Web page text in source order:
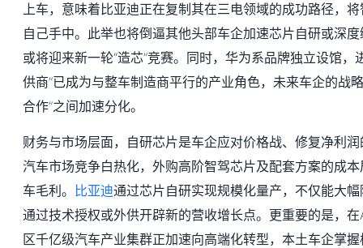
上车，意味着比亚迪正在复制其在三电领域的成功路径，
自己手中。此举也将倒逼其他头部车企加速芯片自研或深
或将迎来新一轮“造芯”竞赛。同时，华为系品牌独立设馆，
供商”已成为与整车制造商平行的产业角色，未来车企的战
合作”之间加速分化。
财务与市场层面，自研芯片是车企应对价格战、修复净利
汽车市场竞争白热化，外购高阶智驾芯片及配套方案的成
车毛利。
比亚迪通过芯片自研实现规模化量产，不仅能大
通过技术授权或外供开辟新的营收增长点。更重要的是，
区千亿级汽车产业集群正加速向高端化转型，本土车企掌